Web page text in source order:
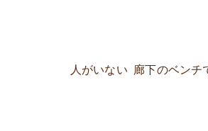
人がいない 廊下のベン